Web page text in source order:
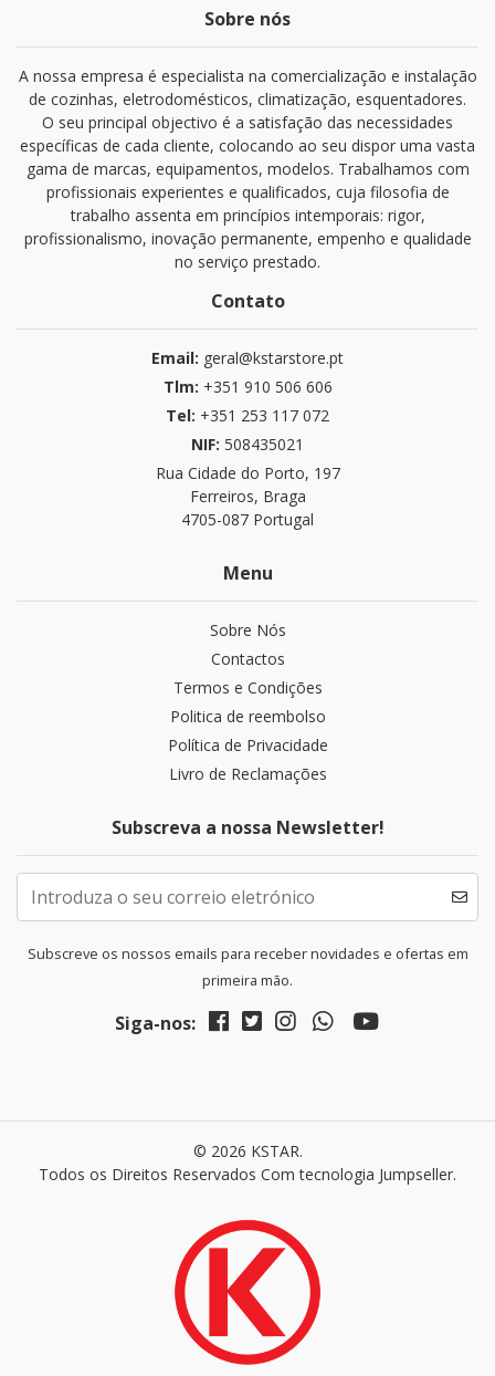
Sobre nós
A nossa empresa é especialista na comercialização e instalação
de cozinhas, eletrodomésticos, climatização, esquentadores.
O seu principal objectivo é a satisfação das necessidades
específicas de cada cliente, colocando ao seu dispor uma vasta
gama de marcas, equipamentos, modelos. Trabalhamos com
profissionais experientes e qualificados, cuja filosofia de
trabalho assenta em princípios intemporais: rigor,
profissionalismo, inovação permanente, empenho e qualidade
no serviço prestado.
Contato
Email: geral@kstarstore.pt
Tlm: +351 910 506 606
Tel: +351 253 117 072
NIF: 508435021
Rua Cidade do Porto, 197
Ferreiros, Braga
4705-087 Portugal
Menu
Sobre Nós
Contactos
Termos e Condições
Politica de reembolso
Política de Privacidade
Livro de Reclamações
Subscreva a nossa Newsletter!
Subscreve os nossos emails para receber novidades e ofertas em
primeira mão.
Siga-nos:
© 2026 KSTAR.
Todos os Direitos Reservados Com tecnologia Jumpseller.